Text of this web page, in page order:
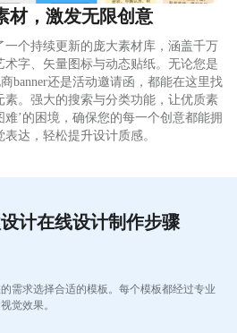
材，激发无限创意
一个持续更新的庞大素材库，涵盖千万
字、矢量图标与动态贴纸。无论您是
banner还是活动邀请函，都能在这里找
。强大的搜索与分类功能，让优质素
’的困境，确保您的每一个创意都能拥
达，轻松提升设计质感。
计在线设计制作步骤
需求选择合适的模板。每个模板都经过专业
觉效果。